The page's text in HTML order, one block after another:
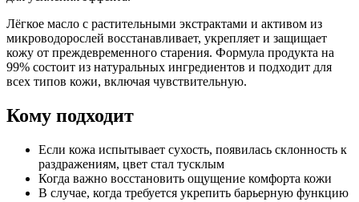
Лёгкое масло с растительными экстрактами и активом из
микроводорослей восстанавливает, укрепляет и защищает
кожу от преждевременного старения. Формула продукта на
99% состоит из натуральных ингредиентов и подходит для
всех типов кожи, включая чувствительную.
Кому подходит
Если кожа испытывает сухость, появилась склонность к
раздражениям, цвет стал тусклым
Когда важно восстановить ощущение комфорта кожи
В случае, когда требуется укрепить барьерную функцию